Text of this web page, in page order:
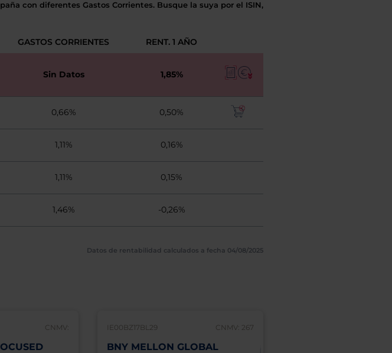
con diferentes Gastos Corrientes. Busque la suya por el ISIN,
GASTOS CORRIENTES RENT. 1 AÑO
Sin Datos 1,85%
0,66% 0,50%
1,11% 0,16%
1,11% 0,15%
1,46% -0,26%
Datos de rentabilidad calculados a fecha 04/08/2025
CNMV: IE00BZ17BL29 CNMV: 267
BNY MELLON GLOBAL